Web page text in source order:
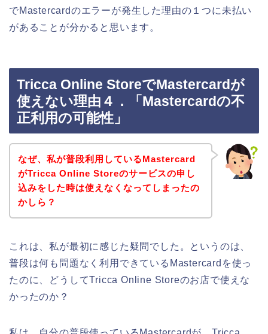
でMastercardのエラーが発生した理由の１つに未払い
があることが分かると思います。
Tricca Online StoreでMastercardが
使えない理由４．「Mastercardの不
正利用の可能性」
なぜ、私が普段利用しているMastercard
がTricca Online Storeのサービスの申し
込みをした時は使えなくなってしまったの
かしら？
これは、私が最初に感じた疑問でした。というのは、
普段は何も問題なく利用できているMastercardを使っ
たのに、どうしてTricca Online Storeのお店で使えな
かったのか？